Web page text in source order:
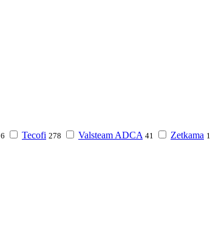
6 Tecofi 278 Valsteam ADCA 41 Zetkama 1